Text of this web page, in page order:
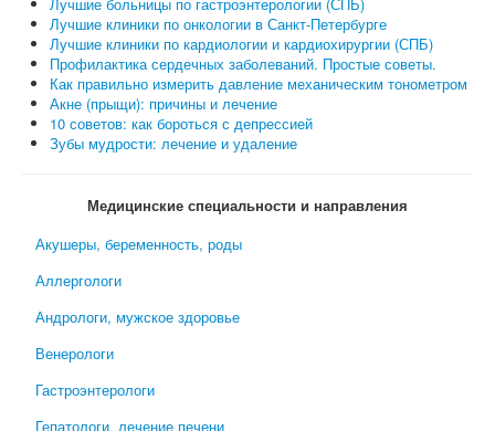
Лучшие больницы по гастроэнтерологии (СПБ)
Лучшие клиники по онкологии в Санкт-Петербурге
Лучшие клиники по кардиологии и кардиохирургии (СПБ)
Профилактика сердечных заболеваний. Простые советы.
Как правильно измерить давление механическим тонометром
Акне (прыщи): причины и лечение
10 советов: как бороться с депрессией
Зубы мудрости: лечение и удаление
Медицинские специальности и направления
Акушеры, беременность, роды
Аллергологи
Андрологи, мужское здоровье
Венерологи
Гастроэнтерологи
Гепатологи, лечение печени